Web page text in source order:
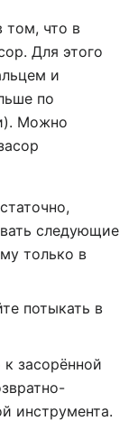
том, что в
Для этого
и
по
Можно
следующие
только в
потыкать в
засорённой
инструмента.